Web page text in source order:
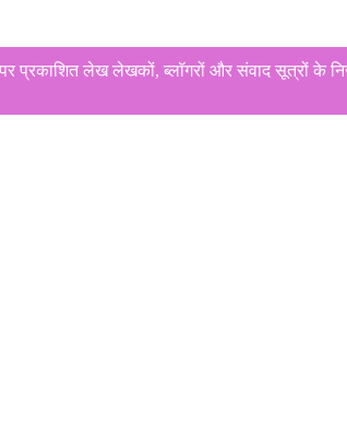
लेख लेखकों, ब्लॉगरों और संवाद सूत्रों के